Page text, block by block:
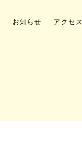
お知らせ アクセス